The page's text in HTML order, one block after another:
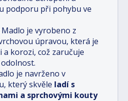
podporu při pohybu ve
Madlo je vyrobeno z
úpravou, která je
korozi, což zaručuje
je navrženo v
který skvěle ladí s
a sprchovými kouty